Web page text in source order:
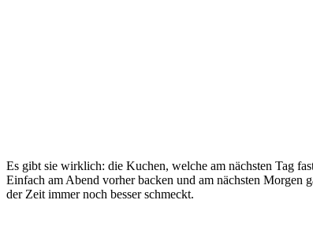
Es gibt sie wirklich: die Kuchen, welche am nächsten Tag
Einfach am Abend vorher backen und am nächsten Morgen
der Zeit immer noch besser schmeckt.